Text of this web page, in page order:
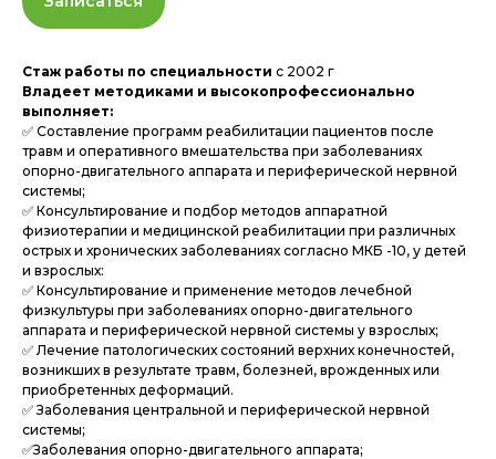
Стаж работы по специальности с 2002 г
Владеет методиками и высокопрофессионально
выполняет:
✅ Составление программ реабилитации пациентов после
травм и оперативного вмешательства при заболеваниях
опорно-двигательного аппарата и периферической нервной
системы;
✅ Консультирование и подбор методов аппаратной
физиотерапии и медицинской реабилитации при различных
острых и хронических заболеваниях согласно МКБ -10, у детей
и взрослых:
✅ Консультирование и применение методов лечебной
физкультуры при заболеваниях опорно-двигательного
аппарата и периферической нервной системы у взрослых;
✅ Лечение патологических состояний верхних конечностей,
возникших в результате травм, болезней, врожденных или
приобретенных деформаций.
✅ Заболевания центральной и периферической нервной
системы;
✅Заболевания опорно-двигательного аппарата;